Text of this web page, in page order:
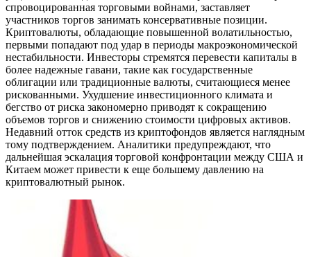
спровоцированная торговыми войнами, заставляет
участников торгов занимать консервативные позиции.
Криптовалюты, обладающие повышенной волатильностью,
первыми попадают под удар в периоды макроэкономической
нестабильности. Инвесторы стремятся перевести капиталы в
более надежные гавани, такие как государственные
облигации или традиционные валюты, считающиеся менее
рискованными. Ухудшение инвестиционного климата и
бегство от риска закономерно приводят к сокращению
объемов торгов и снижению стоимости цифровых активов.
Недавний отток средств из криптофондов является наглядным
тому подтверждением. Аналитики предупреждают, что
дальнейшая эскалация торговой конфронтации между США и
Китаем может привести к еще большему давлению на
криптовалютный рынок.